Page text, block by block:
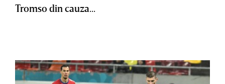
Tromso din cauza...